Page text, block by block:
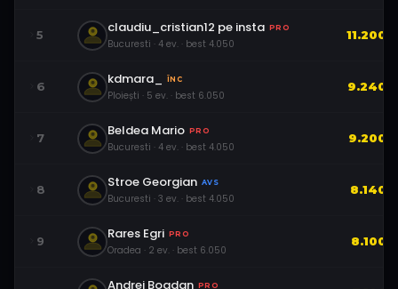
5 claudiu_cristian12 pe insta PRO
Bucuresti · 4 ev. · best 4.050
11.200
6 kdmara_ ÎNC
Ploiești · 5 ev. · best 6.050
9.240
7 Beldea Mario PRO
Bucuresti · 4 ev. · best 4.050
9.200
8 Stroe Georgian AVS
Bucuresti · 3 ev. · best 4.050
8.140
9 Rares Egri PRO
Oradea · 2 ev. · best 6.050
8.100
Andrei Bogdan PRO